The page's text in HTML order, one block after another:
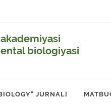
biologiyasi
JURNALI